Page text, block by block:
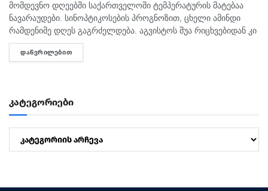
მომდევნო დღეებში საქართველოში ტემპერატურის მატებაა
ნავარაუდები. სინოპტიკოსების პროგნოზით, ცხელი ამინდი
რამდენიმე დღეს გაგრძელდება. აგვისტოს შუა რიცხვებიდან კი
ტემპერატურა 40 გრადუსს მიაღწევს. "ტემპერატურამ აგვისტოს
თვეში შესაძლოა 35-40 გრადუსს მიაღწიოს, ანუ ამ...
ᲓᲐᲬᲕᲠᲘᲚᲔᲑᲘᲗ
კატეგორიები